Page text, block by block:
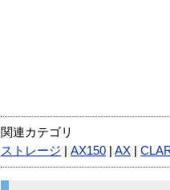
関連カテゴリ
ストレージ
AX150 AX